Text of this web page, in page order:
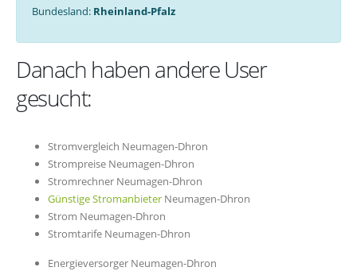
Bundesland: Rheinland-Pfalz
Danach haben andere User
gesucht:
Stromvergleich Neumagen-Dhron
Strompreise Neumagen-Dhron
Stromrechner Neumagen-Dhron
Günstige Stromanbieter Neumagen-Dhron
Strom Neumagen-Dhron
Stromtarife Neumagen-Dhron
Energieversorger Neumagen-Dhron